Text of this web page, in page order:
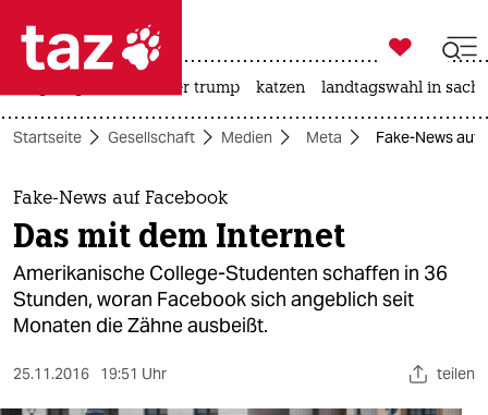
 taz zahl ich
taz zahl ich
themen
politik
öko

taz zahl ich
usa unter trump katzen landtagswahl in
Startseite Gesellschaft Medien Meta Fake-News auf
Fake-News auf Facebook
Das mit dem Internet
Amerikanische College-Studenten schaffen in 36
Stunden, woran Facebook sich angeblich seit
Monaten die Zähne ausbeißt.
25.11.2016 19:51 Uhr teilen